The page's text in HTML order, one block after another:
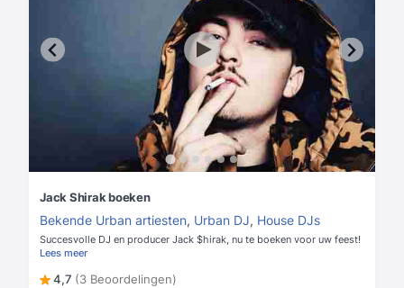
Jack Shirak boeken
Bekende Urban artiesten, Urban DJ, House DJs
Succesvolle DJ en producer Jack $hirak, nu te boeken voor uw feest!
Lees meer
4,7 (3 Beoordelingen)